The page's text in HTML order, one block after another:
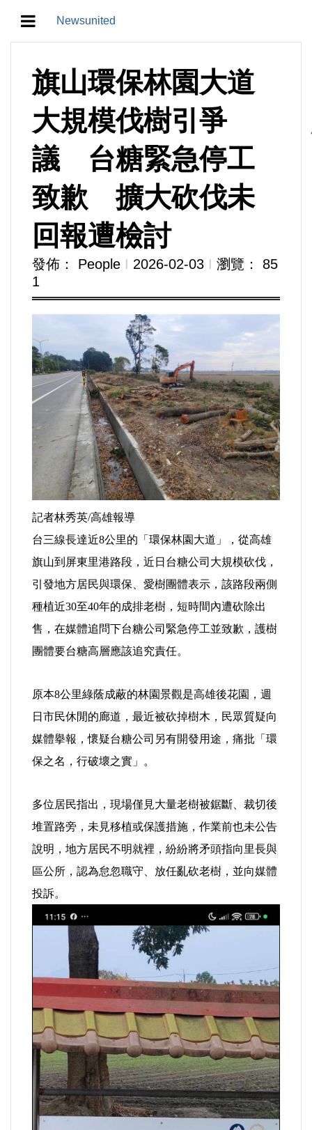
Newsunited
教育/五育/五創
人生/生存/生活
產業/經濟
政治/政黨
農業/技術/肥飼料/農藥/產銷
食品/衛生/醫療/照護
兩岸/大陸
寵物/動保
健康/養生
命理/信仰/宗教/宮廟/教會
演講/發表會/論壇/研討會
國際/全球
環境/資源/能源
中美台
正能量
餐飲美食
蔬/素食
法制/司法/監督
防災/救災
考試/監察
國安/國防/外交
旗山環保林園大道
大規模伐樹引爭
議 台糖緊急停工
致歉 擴大砍伐未
回報遭檢討
發佈： People Ι 2026-02-03 Ι 瀏覽： 85
1
記者林秀英/高雄報導
台三線長達近8公里的「環保林園大道」，從高雄
旗山到屏東里港路段，近日台糖公司大規模砍伐，
引發地方居民與環保、愛樹團體表示，該路段兩側
種植近30至40年的成排老樹，短時間內遭砍除出
售，在媒體追問下台糖公司緊急停工並致歉，護樹
團體要台糖高層應該追究責任。
原本8公里綠蔭成蔽的林園景觀是高雄後花園，週
日市民休閒的廊道，最近被砍掉樹木，民眾質疑向
媒體擧報，懷疑台糖公司另有開發用途，痛批「環
保之名，行破壞之實」。
多位居民指出，現場僅見大量老樹被鋸斷、裁切後
堆置路旁，未見移植或保護措施，作業前也未公告
說明，地方居民不明就裡，紛紛將矛頭指向里長與
區公所，認為怠忽職守、放任亂砍老樹，並向媒體
投訴。